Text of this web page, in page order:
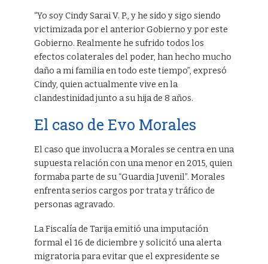
“Yo soy Cindy Sarai V. P., y he sido y sigo siendo
victimizada por el anterior Gobierno y por este
Gobierno. Realmente he sufrido todos los
efectos colaterales del poder, han hecho mucho
daño a mi familia en todo este tiempo”, expresó
Cindy, quien actualmente vive en la
clandestinidad junto a su hija de 8 años.
El caso de Evo Morales
El caso que involucra a Morales se centra en una
supuesta relación con una menor en 2015, quien
formaba parte de su “Guardia Juvenil”. Morales
enfrenta serios cargos por trata y tráfico de
personas agravado.
La Fiscalía de Tarija emitió una imputación
formal el 16 de diciembre y solicitó una alerta
migratoria para evitar que el expresidente se